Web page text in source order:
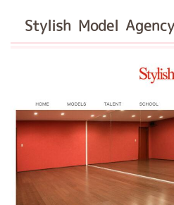
Stylish Model Agency